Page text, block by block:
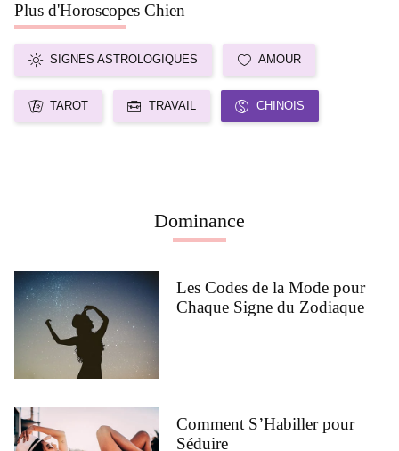
Plus d'Horoscopes Chien
SIGNES ASTROLOGIQUES AMOUR
TAROT TRAVAIL CHINOIS
Dominance
Les Codes de la Mode pour
Chaque Signe du Zodiaque
Comment S’Habiller pour
Séduire